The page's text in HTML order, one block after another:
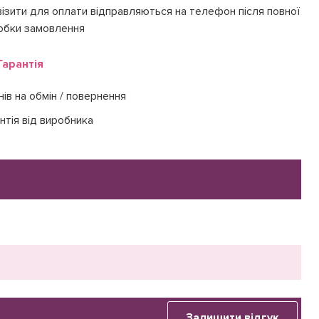
для оплати відправляються на телефон після повної
замовлення
на обмін / повернення
від виробника